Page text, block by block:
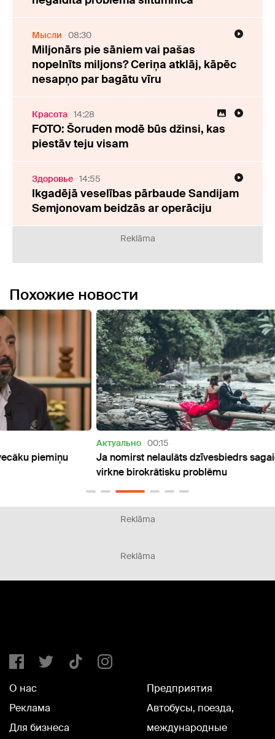
Мысли 08:30
Miljonārs pie sāniem vai pašas
nopelnīts miljons? Ceriņa atklāj, kāpēc
nesapņo par bagātu vīru
Красота 14:28
FOTO: Šoruden modē būs džinsi, kas
piestāv teju visam
Здоровье 14:55
Ikgadējā veselības pārbaude Sandijam
Semjonovam beidzās ar operāciju
Reklāma
Похожие новости
00:15
Ja nomirst nelaulāts dzīvesbiedrs sagaidāma
virkne birokrātisku problēmu
Reklāma
Reklāma
О нас
Реклама
Для бизнеса
Предприятия
Автобусы, поезда,
международные